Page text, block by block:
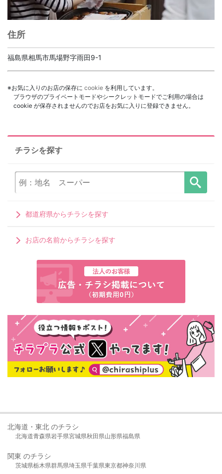
住所
福島県相馬市馬場野字雨田9-1
※お気に入りのお店の保存に cookie を利用しています。
ブラウザのプライベートモードやシークレットモードでご利用の場合は
cookie が保存されませんのでお店をお気に入りに登録できません。
チラシを探す
都道府県からチラシを探す
お店の名前からチラシを探す
北海道・東北 のチラシ
北海道青森県岩手県宮城県秋田県山形県福島県
関東 のチラシ
茨城県栃木県群馬県埼玉県千葉県東京都神奈川県